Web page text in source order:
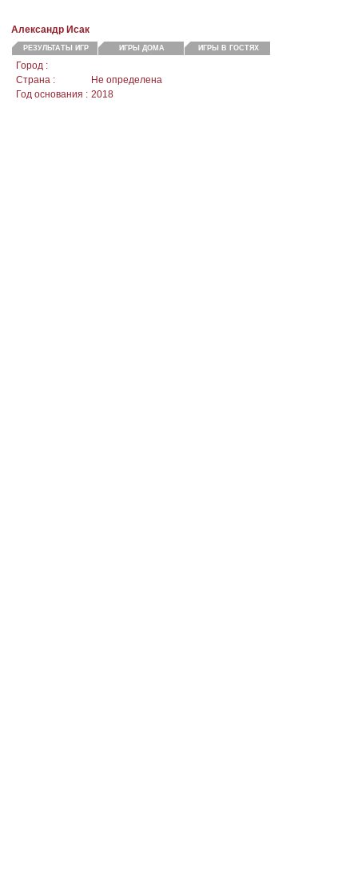
Александр Исак
РЕЗУЛЬТАТЫ ИГР ИГРЫ ДОМА ИГРЫ В ГОСТЯХ
Город :
Страна :
Не определена
Год основания : 2018